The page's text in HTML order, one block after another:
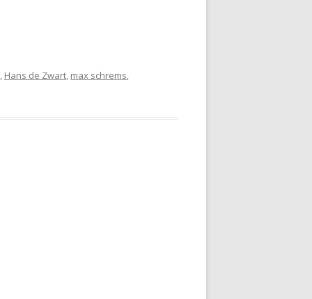
, Hans de Zwart, max schrems,